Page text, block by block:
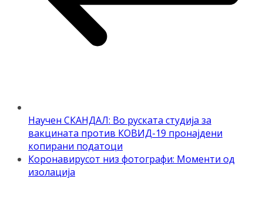
Научен СКАНДАЛ: Во руската студија за
вакцината против КОВИД-19 пронајдени
копирани податоци
Коронавирусот низ фотографи: Моменти од
изолација